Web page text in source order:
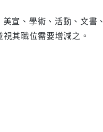
宣、學術、活動、文書、
其職位需要增減之。